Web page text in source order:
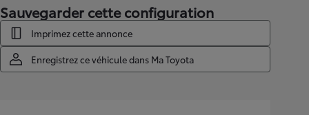
Sauvegarder cette configuration
Imprimez cette annonce
Enregistrez ce véhicule dans Ma Toyota